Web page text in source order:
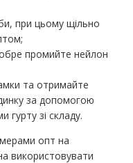
при цьому щільно
промийте нейлон
та отримайте
за допомогою
гурту зі складу.
опт на
використовувати